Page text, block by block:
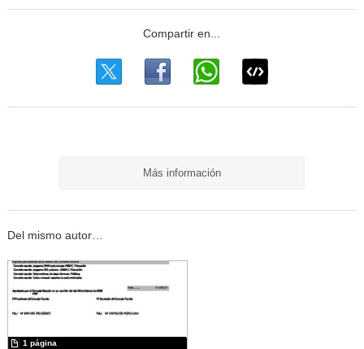
Más información
Del mismo autor…
1 página